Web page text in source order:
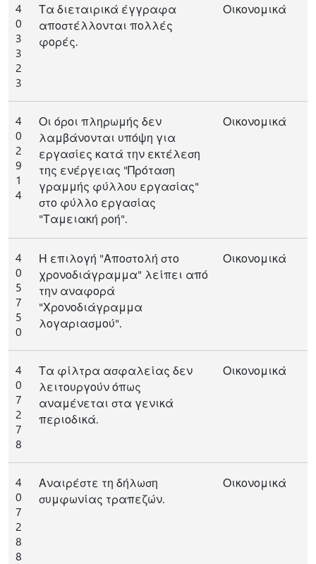
4
0
3
3
2
3
Τα διεταιρικά έγγραφα
αποστέλλονται πολλές
φορές.
Οικονομικά
4
0
2
9
1
4
Οι όροι πληρωμής δεν
λαμβάνονται υπόψη για
εργασίες κατά την εκτέλεση
της ενέργειας "Πρόταση
γραμμής φύλλου εργασίας"
στο φύλλο εργασίας
"Ταμειακή ροή".
Οικονομικά
4
0
5
7
5
0
Η επιλογή "Αποστολή στο
χρονοδιάγραμμα" λείπει από
την αναφορά
"Χρονοδιάγραμμα
λογαριασμού".
Οικονομικά
4
0
7
2
7
8
Τα φίλτρα ασφαλείας δεν
λειτουργούν όπως
αναμένεται στα γενικά
περιοδικά.
Οικονομικά
4
0
7
2
8
8
Αναιρέστε τη δήλωση
συμφωνίας τραπεζών.
Οικονομικά